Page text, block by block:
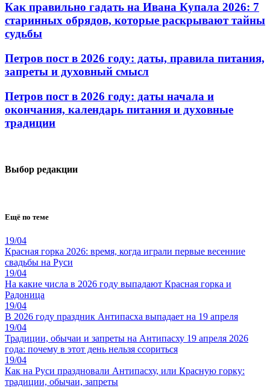
Как правильно гадать на Ивана Купала 2026: 7
старинных обрядов, которые раскрывают тайны
судьбы
Петров пост в 2026 году: даты, правила питания,
запреты и духовный смысл
Петров пост в 2026 году: даты начала и
окончания, календарь питания и духовные
традиции
Выбор редакции
Ещё по теме
19/04
Красная горка 2026: время, когда играли первые весенние
свадьбы на Руси
19/04
На какие числа в 2026 году выпадают Красная горка и
Радоница
19/04
В 2026 году праздник Антипасха выпадает на 19 апреля
19/04
Традиции, обычаи и запреты на Антипасху 19 апреля 2026
года: почему в этот день нельзя ссориться
19/04
Как на Руси праздновали Антипасху, или Красную горку:
традиции, обычаи, запреты